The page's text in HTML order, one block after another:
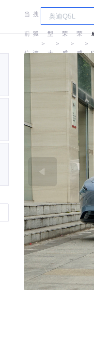
当
前
位
搜
狐
汽
＞
车
型
大
＞
荣
威
＞
荣
威
＞